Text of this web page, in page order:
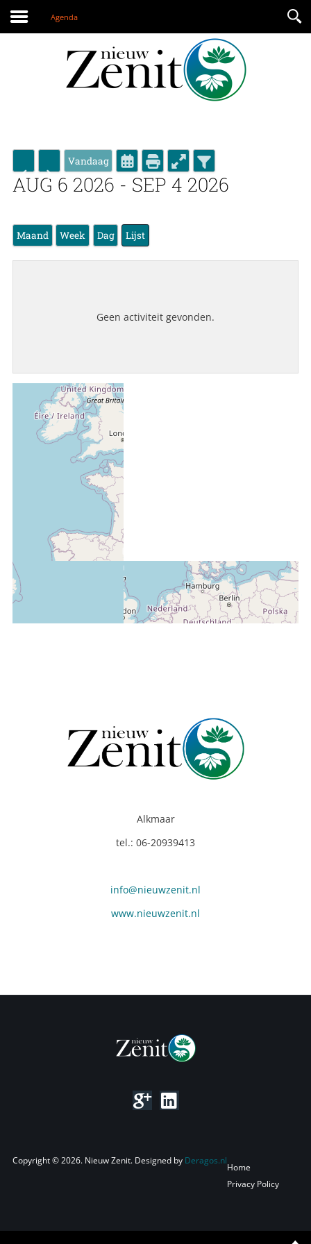
Agenda
Gebruikersnaam
TOON WACHTWOORD
Onthoud mij
LOGIN MET EEN PASSKEY
Vandaag
AUG 6 2026 - SEP 4 2026
Maand Week Dag Lijst
Geen activiteit gevonden.
Alkmaar
tel.: 06-20939413
info@nieuwzenit.nl
www.nieuwzenit.nl
Copyright © 2026. Nieuw Zenit. Designed by Deragos.nl
Home
Privacy Policy